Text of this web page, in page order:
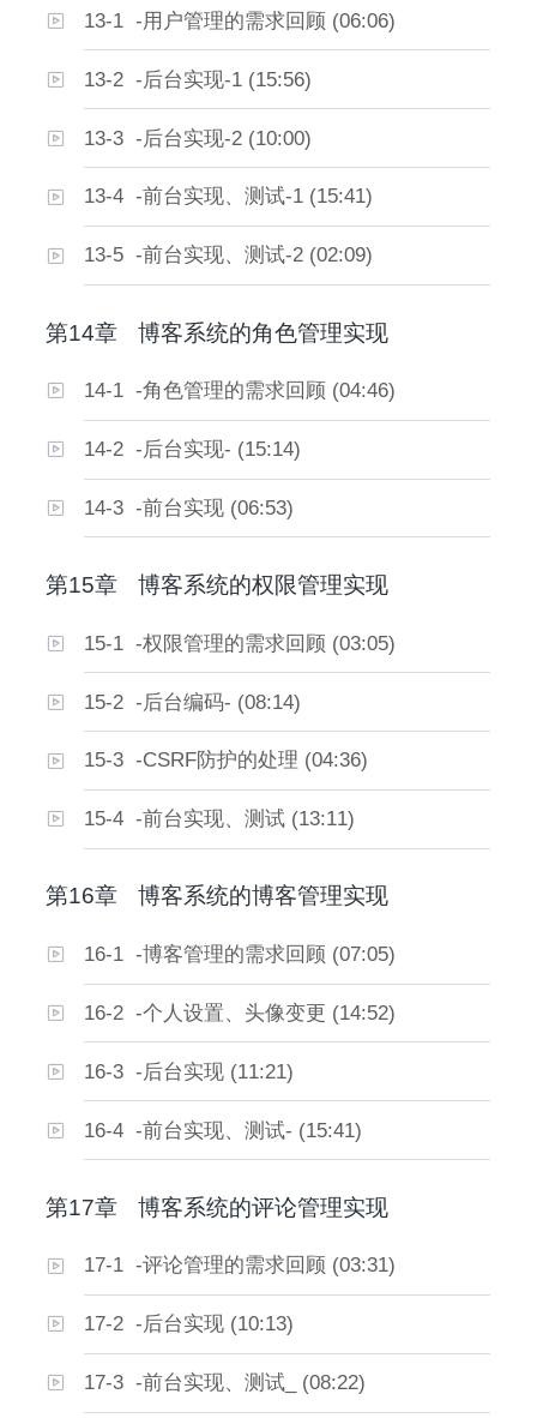
13-1 -用户管理的需求回顾 (06:06)
13-2 -后台实现-1 (15:56)
13-3 -后台实现-2 (10:00)
13-4 -前台实现、测试-1 (15:41)
13-5 -前台实现、测试-2 (02:09)
第14章 博客系统的角色管理实现
14-1 -角色管理的需求回顾 (04:46)
14-2 -后台实现- (15:14)
14-3 -前台实现 (06:53)
第15章 博客系统的权限管理实现
15-1 -权限管理的需求回顾 (03:05)
15-2 -后台编码- (08:14)
15-3 -CSRF防护的处理 (04:36)
15-4 -前台实现、测试 (13:11)
第16章 博客系统的博客管理实现
16-1 -博客管理的需求回顾 (07:05)
16-2 -个人设置、头像变更 (14:52)
16-3 -后台实现 (11:21)
16-4 -前台实现、测试- (15:41)
第17章 博客系统的评论管理实现
17-1 -评论管理的需求回顾 (03:31)
17-2 -后台实现 (10:13)
17-3 -前台实现、测试_ (08:22)